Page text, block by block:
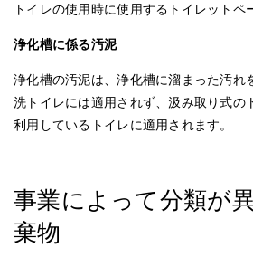
トイレの使用時に使用するトイレットペ
浄化槽に係る汚泥
浄化槽の汚泥は、浄化槽に溜まった汚れ
洗トイレには適用されず、汲み取り式の
利用しているトイレに適用されます。
事業によって分類が
棄物